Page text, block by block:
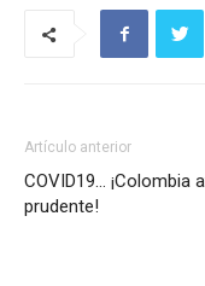
Artículo anterior
COVID19… ¡Colombia
prudente!